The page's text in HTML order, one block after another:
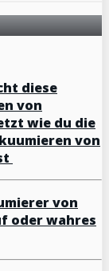
diese
von
wie du die
von
von
oder wahres